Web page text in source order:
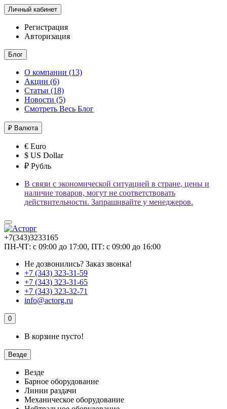
Личный кабинет
Регистрация
Авторизация
Блог
О компании (13)
Акции (6)
Статьи (18)
Новости (5)
Смотреть Весь Блог
₽ Валюта
€ Euro
$ US Dollar
₽ Рубль
В связи с экономической ситуацией в стране, цены и
наличие товаров, могут не соответствовать
действительности. Запрашивайте у менеджеров.
+7(343)3233165
ПН-ЧТ: с 09:00 до 17:00, ПТ: с 09:00 до 16:00
Не дозвонились? Заказ звонка!
+7 (343) 323-31-59
+7 (343) 323-31-65
+7 (343) 323-32-71
info@actorg.ru
0
В корзине пусто!
Везде
Везде
Барное оборудование
Линии раздачи
Механическое оборудование